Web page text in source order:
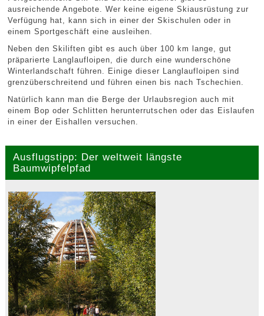
ausreichende Angebote. Wer keine eigene Skiausrüstung zur
Verfügung hat, kann sich in einer der Skischulen oder in
einem Sportgeschäft eine ausleihen.
Neben den Skiliften gibt es auch über 100 km lange, gut
präparierte Langlaufloipen, die durch eine wunderschöne
Winterlandschaft führen. Einige dieser Langlaufloipen sind
grenzüberschreitend und führen einen bis nach Tschechien.
Natürlich kann man die Berge der Urlaubsregion auch mit
einem Bop oder Schlitten herunterrutschen oder das Eislaufen
in einer der Eishallen versuchen.
Ausflugstipp: Der weltweit längste
Baumwipfelpfad